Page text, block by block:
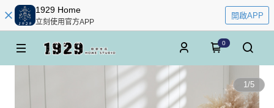
1929 Home
立刻使用官方APP
開啟APP
0
1/5